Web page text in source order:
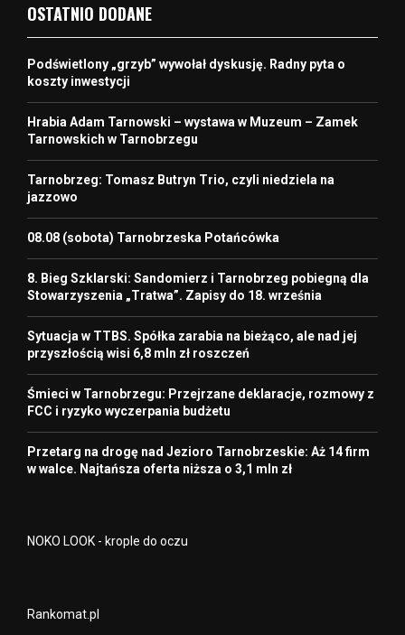
OSTATNIO DODANE
Podświetlony „grzyb” wywołał dyskusję. Radny pyta o
koszty inwestycji
Hrabia Adam Tarnowski – wystawa w Muzeum – Zamek
Tarnowskich w Tarnobrzegu
Tarnobrzeg: Tomasz Butryn Trio, czyli niedziela na
jazzowo
08.08 (sobota) Tarnobrzeska Potańcówka
8. Bieg Szklarski: Sandomierz i Tarnobrzeg pobiegną dla
Stowarzyszenia „Tratwa”. Zapisy do 18. września
Sytuacja w TTBS. Spółka zarabia na bieżąco, ale nad jej
przyszłością wisi 6,8 mln zł roszczeń
Śmieci w Tarnobrzegu: Przejrzane deklaracje, rozmowy z
FCC i ryzyko wyczerpania budżetu
Przetarg na drogę nad Jezioro Tarnobrzeskie: Aż 14 firm
w walce. Najtańsza oferta niższa o 3,1 mln zł
NOKO LOOK - krople do oczu
Rankomat.pl